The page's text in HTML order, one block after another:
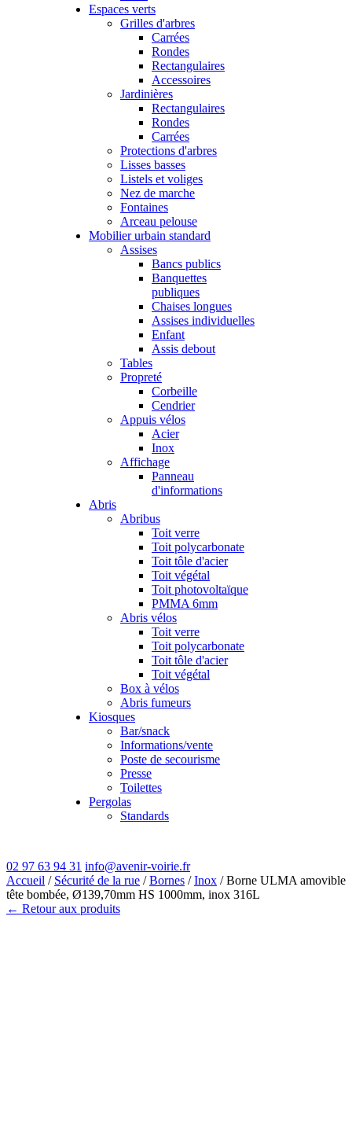
Espaces verts
Grilles d'arbres
Carrées
Rondes
Rectangulaires
Accessoires
Jardinières
Rectangulaires
Rondes
Carrées
Protections d'arbres
Lisses basses
Listels et voliges
Nez de marche
Fontaines
Arceau pelouse
Mobilier urbain standard
Assises
Bancs publics
Banquettes
publiques
Chaises longues
Assises individuelles
Enfant
Assis debout
Tables
Propreté
Corbeille
Cendrier
Appuis vélos
Acier
Inox
Affichage
Panneau
d'informations
Abris
Abribus
Toit verre
Toit polycarbonate
Toit tôle d'acier
Toit végétal
Toit photovoltaïque
PMMA 6mm
Abris vélos
Toit verre
Toit polycarbonate
Toit tôle d'acier
Toit végétal
Box à vélos
Abris fumeurs
Kiosques
Bar/snack
Informations/vente
Poste de secourisme
Presse
Toilettes
Pergolas
Standards
02 97 63 94 31 info@avenir-voirie.fr
Accueil / Sécurité de la rue /Bornes /Inox / Borne ULMA amovible
tête bombée, Ø139,70mm HS 1000mm, inox 316L
← Retour aux produits